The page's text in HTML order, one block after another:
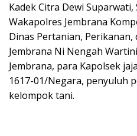
Kadek Citra Dewi Suparwati,
Wakapolres Jembrana
Dinas Pertanian,
Jembrana Ni Nengah
Jembrana, para Kapolsek
1617-01/Negara, penyuluh
kelompok tani.